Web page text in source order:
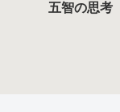
五智の思考